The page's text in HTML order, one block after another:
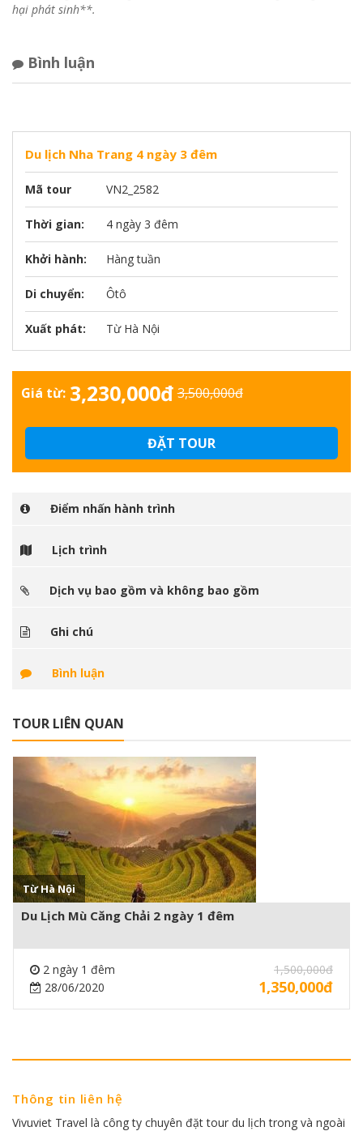
hại phát sinh**.
Bình luận
Du lịch Nha Trang 4 ngày 3 đêm
Mã tour VN2_2582
Thời gian: 4 ngày 3 đêm
Khởi hành: Hàng tuần
Di chuyển: Ôtô
Xuất phát: Từ Hà Nội
Giá từ: 3,230,000đ 3,500,000đ
ĐẶT TOUR
Điểm nhấn hành trình
Lịch trình
Dịch vụ bao gồm và không bao gồm
Ghi chú
Bình luận
TOUR LIÊN QUAN
Từ Hà Nội
Xem thêm +
Du Lịch Mù Căng Chải 2 ngày 1 đêm
2 ngày 1 đêm
28/06/2020
1,500,000đ
1,350,000đ
Thông tin liên hệ
Vivuviet Travel là công ty chuyên đặt tour du lịch trong và ngoài